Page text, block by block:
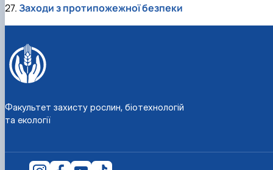
27.Заходи з протипожежної безпеки
Факультет захисту рослин, біотехнологій
та екології